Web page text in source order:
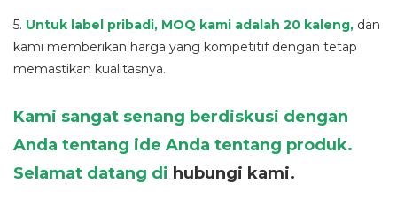
5. Untuk label pribadi, MOQ kami adalah 20 kaleng, dan
kami memberikan harga yang kompetitif dengan tetap
memastikan kualitasnya.
Kami sangat senang berdiskusi dengan
Anda tentang ide Anda tentang produk.
Selamat datang di hubungi kami.